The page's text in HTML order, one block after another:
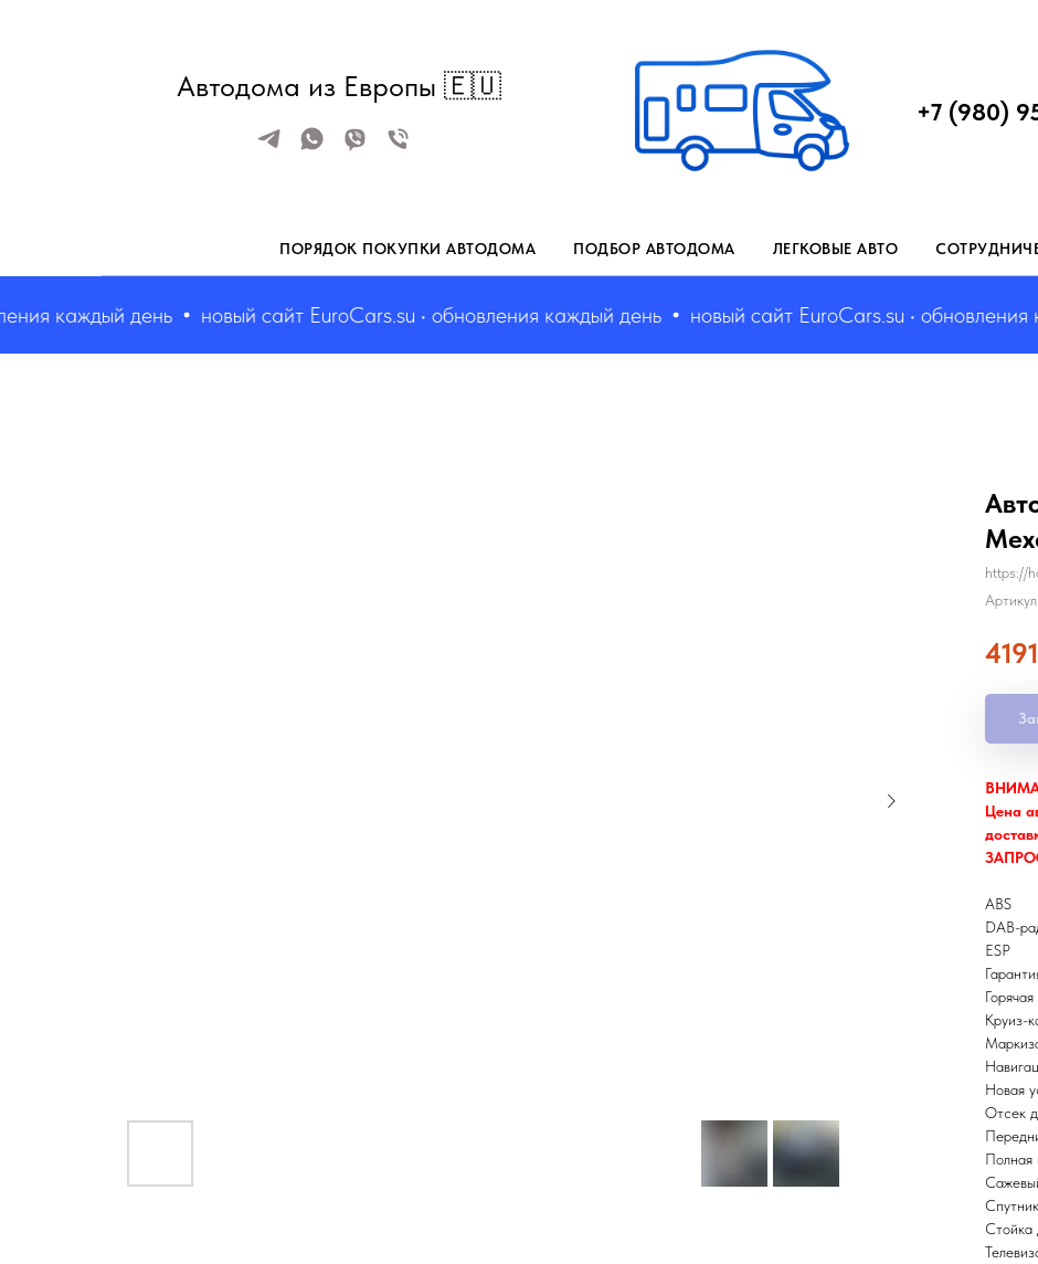
Автодома из Европы 🇪🇺
+7 (980)
ПОРЯДОК ПОКУПКИ АВТОДОМА ПОДБОР АВТОДОМА ЛЕГКОВЫЕ АВТО
каждый день новый сайт EuroCars.su • обновления каждый день новый сайт EuroCars.su • обновления
https://
Артикул:
Цена
ABS
DAB-
ESP
Круиз-
Новая
Отсек
Полная
Стойка